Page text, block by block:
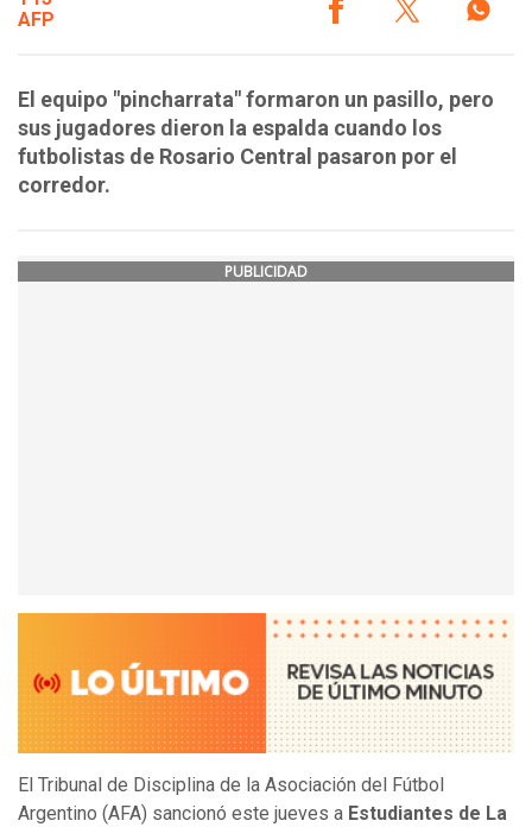
AFP
El equipo "pincharrata" formaron un pasillo, pero
sus jugadores dieron la espalda cuando los
futbolistas de Rosario Central pasaron por el
corredor.
PUBLICIDAD
El Tribunal de Disciplina de la Asociación del Fútbol
Argentino (AFA) sancionó este jueves a Estudiantes de La